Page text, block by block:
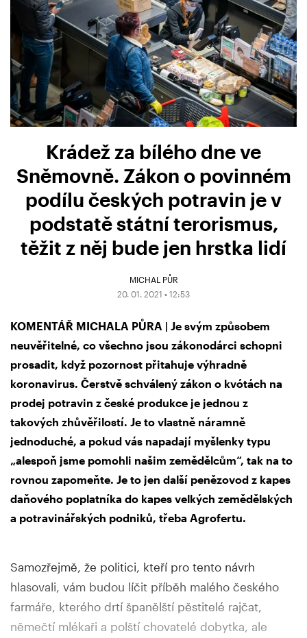
Krádež za bílého dne ve
Sněmovně. Zákon o povinném
podílu českých potravin je v
podstatě státní terorismus,
těžit z něj bude jen hrstka lidí
MICHAL PŮR
20. 01. 2021 • 12:53
KOMENTÁŘ MICHALA PŮRA | Je svým způsobem
neuvěřitelné, co všechno jsou zákonodárci schopni
prosadit, když pozornost přitahuje výhradně
koronavirus. Čerstvě schválený zákon o kvótách na
prodej potravin z české produkce je jednou z
takových zhůvěřilostí. Je to vlastně náramně
jednoduché, a pokud vás napadají myšlenky typu
„alespoň jsme pomohli našim zemědělcům“, tak na to
rovnou zapomeňte. Je to jen další penězovod z kapes
daňového poplatníka do kapes velkých zemědělských
a potravinářských podniků, třeba Agrofertu.
Samozřejmě, že politici, kteří pro tento návrh
hlasovali, vám budou líčit příběh malého českého
farmáře, kterého drtí španělští pěstitelé rajčat,
němečtí mlékaři a polští chovatelé dobytka, ale